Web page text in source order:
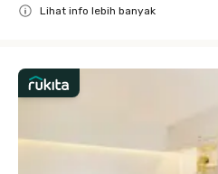
Lihat info lebih banyak